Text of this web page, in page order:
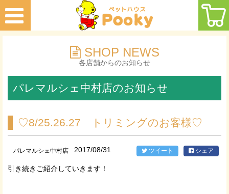
SHOP NEWS
各店舗からのお知らせ
パレマルシェ中村店のお知らせ
♡8/25.26.27 トリミングのお客様♡
パレマルシェ中村店 2017/08/31 ツイート シェア
引き続きご紹介していきます！